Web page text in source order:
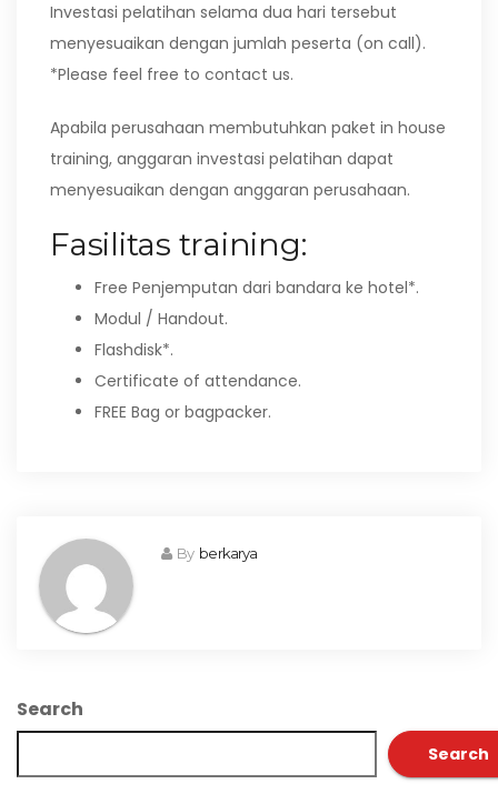
Investasi pelatihan selama dua hari tersebut
menyesuaikan dengan jumlah peserta (on call).
*Please feel free to contact us.
Apabila perusahaan membutuhkan paket in house
training, anggaran investasi pelatihan dapat
menyesuaikan dengan anggaran perusahaan.
Fasilitas training:
Free Penjemputan dari bandara ke hotel*.
Modul / Handout.
Flashdisk*.
Certificate of attendance.
FREE Bag or bagpacker.
By berkarya
Search
Search